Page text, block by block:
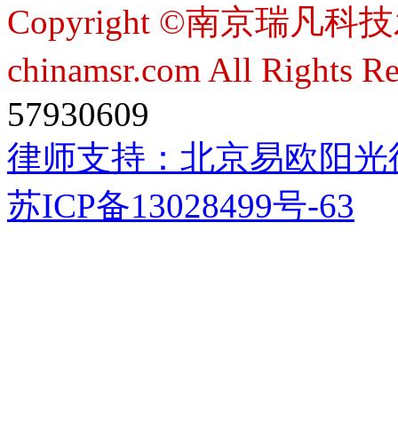
Copyright ©南京瑞凡科
chinamsr.com All Rights
57930609
律师支持： 北京易欧阳
苏ICP备13028499号-63